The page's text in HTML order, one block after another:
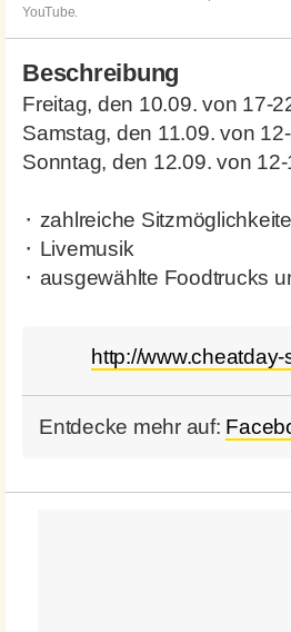
YouTube.
Beschreibung
Freitag, den 10.09. von 17-
Samstag, den 11.09. von
Sonntag, den 12.09. von
⬝ zahlreiche
⬝ Livemusik
⬝ ausgewählte Foodtrucks
http://
Entdecke mehr auf: